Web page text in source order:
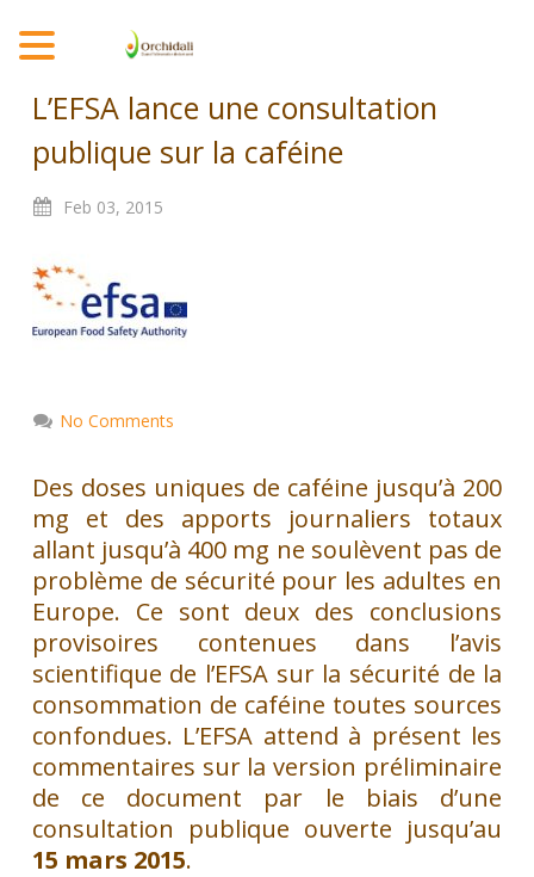
L’EFSA lance une consultation
publique sur la caféine
Feb 03, 2015
No Comments
Des doses uniques de caféine jusqu’à 200
mg et des apports journaliers totaux
allant jusqu’à 400 mg ne soulèvent pas de
problème de sécurité pour les adultes en
Europe. Ce sont deux des conclusions
provisoires contenues dans l’avis
scientifique de l’EFSA sur la sécurité de la
consommation de caféine toutes sources
confondues. L’EFSA attend à présent les
commentaires sur la version préliminaire
de ce document par le biais d’une
consultation publique ouverte jusqu’au
15 mars 2015.